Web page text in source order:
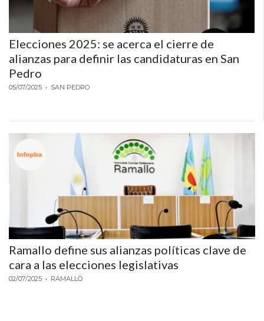
Elecciones 2025: se acerca el cierre de
alianzas para definir las candidaturas en San
Pedro
05/07/2025 • SAN PEDRO
Ramallo define sus alianzas políticas clave de
cara a las elecciones legislativas
02/07/2025 • RAMALLO